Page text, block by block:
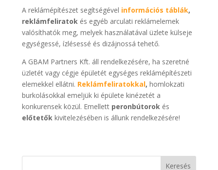
A reklámépítészet segítségével információs táblák,
reklámfeliratokés egyéb arculati reklámelemek
valósíthatók meg, melyek használatával üzlete külseje
egységessé, ízlésessé és dizájnossá tehető.
A GBAM Partners Kft. áll rendelkezésére, ha szeretné
üzletét vagy cégje épületét egységes reklámépítészeti
elemekkel ellátni. Reklámfeliratokkal, homlokzati
burkolásokkal emeljük ki épülete kinézetét a
konkurensek közül. Emellett peronbútorok és
előtetőkkivitelezésében is állunk rendelkezésére!